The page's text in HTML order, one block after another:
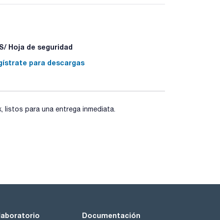
%
Hoja de seguridad
para descargas
para una entrega inmediata.
Documentación